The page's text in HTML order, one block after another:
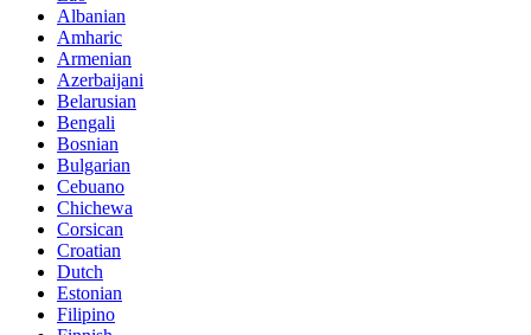
Albanian
Amharic
Armenian
Azerbaijani
Belarusian
Bengali
Bosnian
Bulgarian
Cebuano
Chichewa
Corsican
Croatian
Dutch
Estonian
Filipino